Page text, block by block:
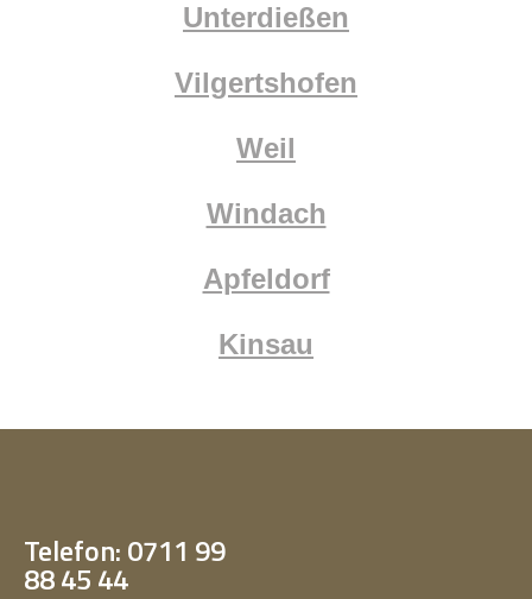
Unterdießen
Vilgertshofen
Weil
Windach
Apfeldorf
Kinsau
Telefon: 0711 99
88 45 44